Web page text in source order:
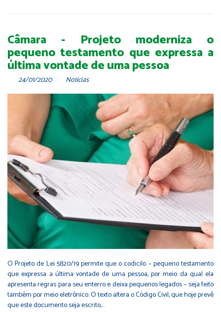
Câmara - Projeto moderniza o
pequeno testamento que expressa a
última vontade de uma pessoa
24/01/2020 Notícias
O Projeto de Lei 5820/19 permite que o codicilo – pequeno testamento
que expressa a última vontade de uma pessoa, por meio da qual ela
apresenta regras para seu enterro e deixa pequenos legados – seja feito
também por meio eletrônico. O texto altera o Código Civil, que hoje prevê
que este documento seja escrito,…